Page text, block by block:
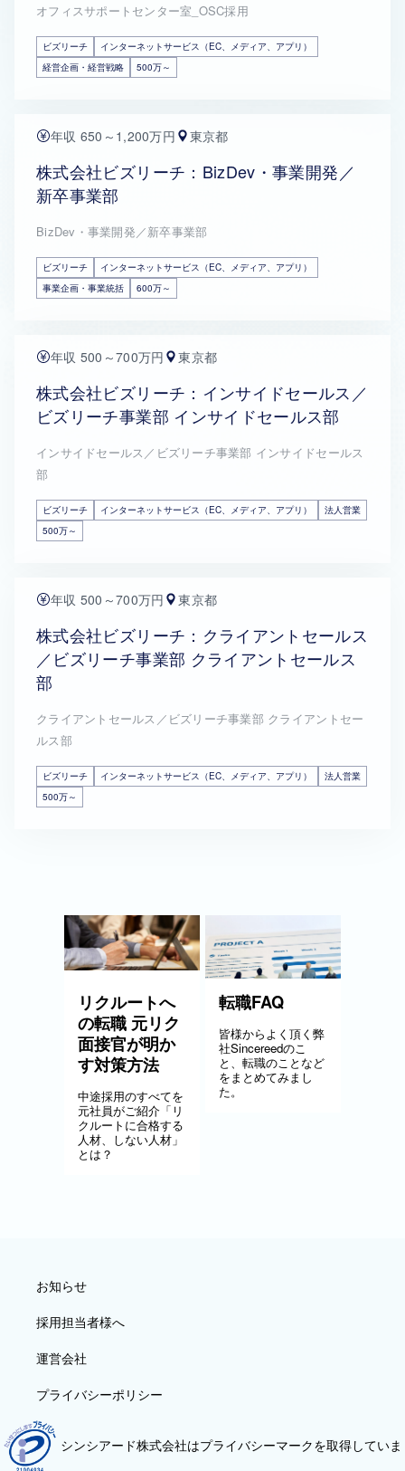
オフィスサポートセンター室_OSC採用
ビズリーチ
インターネットサービス（EC、メディア、アプリ）
経営企画・経営戦略
500万～
年収 650～1,200万円 東京都
株式会社ビズリーチ：BizDev・事業開発／
新卒事業部
BizDev・事業開発／新卒事業部
ビズリーチ
インターネットサービス（EC、メディア、アプリ）
事業企画・事業統括
600万～
年収 500～700万円 東京都
株式会社ビズリーチ：インサイドセールス／
ビズリーチ事業部 インサイドセールス部
インサイドセールス／ビズリーチ事業部 インサイドセールス
部
ビズリーチ インターネットサービス（EC、メディア、アプリ）
法人営業
500万～
年収 500～700万円 東京都
株式会社ビズリーチ：クライアントセールス
／ビズリーチ事業部 クライアントセールス
部
クライアントセールス／ビズリーチ事業部 クライアントセー
ルス部
ビズリーチ インターネットサービス（EC、メディア、アプリ）
法人営業
500万～
リクルートへ
の転職 元リク
面接官が明か
す対策方法
中途採用のすべてを
元社員がご紹介「リ
クルートに合格する
人材、しない人材」
とは？
転職FAQ
皆様からよく頂く弊
社Sincereedのこ
と、転職のことなど
をまとめてみまし
た。
お知らせ
採用担当者様へ
運営会社
プライバシーポリシー
シンシアード株式会社はプライバシーマークを取得していま